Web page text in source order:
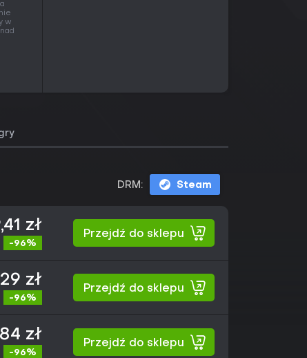
w
DRM: Steam
zł
-96%
Przejdź do sklepu
zł
-96%
Przejdź do sklepu
zł
-96%
Przejdź do sklepu